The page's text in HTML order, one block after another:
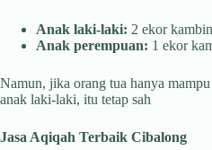
Anak laki-laki: 2 ekor
Anak perempuan: 1 ekor
Namun, jika orang tua hanya
anak laki-laki, itu tetap sah
Jasa Aqiqah Terbaik Cibalong